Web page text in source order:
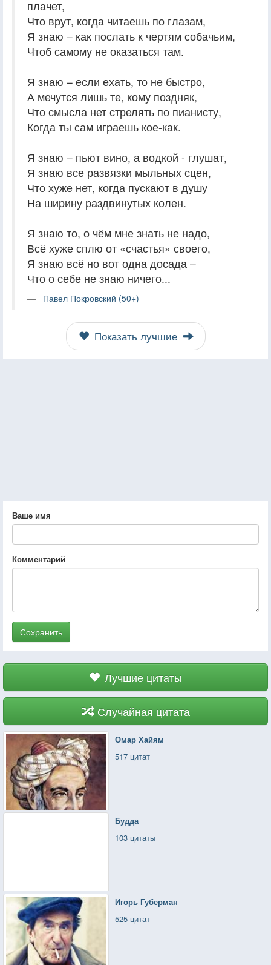
плачет,
Что врут, когда читаешь по глазам,
Я знаю – как послать к чертям собачьим,
Чтоб самому не оказаться там.
Я знаю – если ехать, то не быстро,
А мечутся лишь те, кому поздняк,
Что смысла нет стрелять по пианисту,
Когда ты сам играешь кое-как.
Я знаю – пьют вино, а водкой - глушат,
Я знаю все развязки мыльных сцен,
Что хуже нет, когда пускают в душу
На ширину раздвинутых колен.
Я знаю то, о чём мне знать не надо,
Всё хуже сплю от «счастья» своего,
Я знаю всё но вот одна досада –
Что о себе не знаю ничего...
Павел Покровский (50+)
Показать лучшие
Ваше имя
Комментарий
Сохранить
Лучшие цитаты
Случайная цитата
Омар Хайям
517 цитат
Будда
103 цитаты
Игорь Губерман
525 цитат